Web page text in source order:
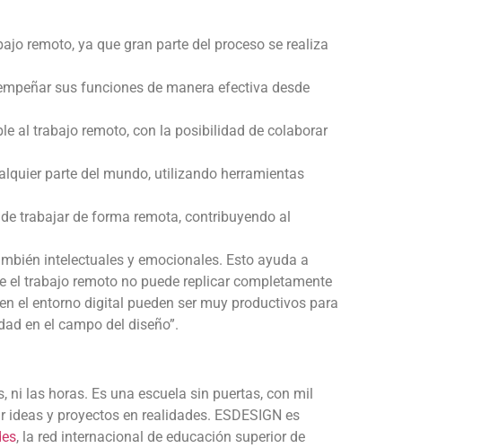
remoto, ya que gran parte del proceso se realiza
sus funciones de manera efectiva desde
al trabajo remoto, con la posibilidad de colaborar
parte del mundo, utilizando herramientas
trabajar de forma remota, contribuyendo al
intelectuales y emocionales. Esto ayuda a
el trabajo remoto no puede replicar completamente
el entorno digital pueden ser muy productivos para
en el campo del diseño”.
ni las horas. Es una escuela sin puertas, con mil
y proyectos en realidades. ESDESIGN es
, la red internacional de educación superior de